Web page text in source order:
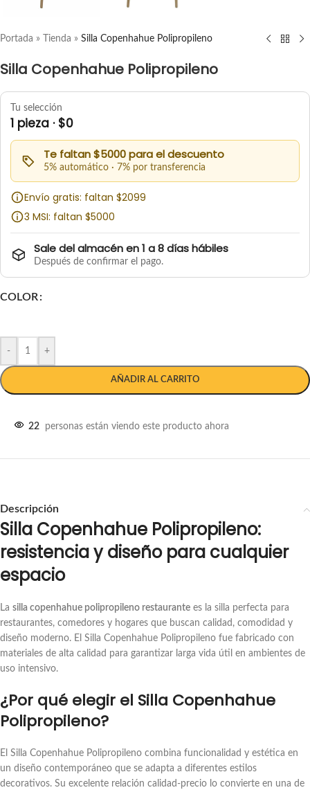
Portada » Tienda » Silla Copenhahue Polipropileno
Silla Copenhahue Polipropileno
Tu selección
1 pieza · $0
Te faltan $5000 para el descuento
5% automático · 7% por transferencia
Envío gratis: faltan $2099
3 MSI: faltan $5000
Sale del almacén en 1 a 8 días hábiles
Después de confirmar el pago.
COLOR
- +
AÑADIR AL CARRITO
22 personas están viendo este producto ahora
Descripción
Silla Copenhahue Polipropileno:
resistencia y diseño para cualquier
espacio
La silla copenhahue polipropileno restaurante es la silla perfecta para
restaurantes, comedores y hogares que buscan calidad, comodidad y
diseño moderno. El Silla Copenhahue Polipropileno fue fabricado con
materiales de alta calidad para garantizar larga vida útil en ambientes de
uso intensivo.
¿Por qué elegir el Silla Copenhahue
Polipropileno?
El Silla Copenhahue Polipropileno combina funcionalidad y estética en
un diseño contemporáneo que se adapta a diferentes estilos
decorativos. Su excelente relación calidad-precio lo convierte en una de